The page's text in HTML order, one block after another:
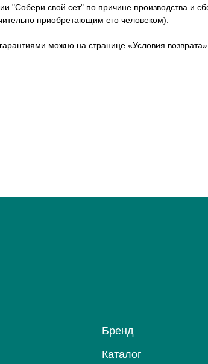
"Собери свой сет" по причине производства и
приобретающим его человеком).
можно на странице «Условия возврата».
Бренд
Каталог